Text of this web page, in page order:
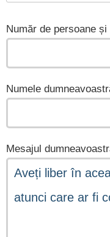
Număr de persoane și
Numele
Mesajul